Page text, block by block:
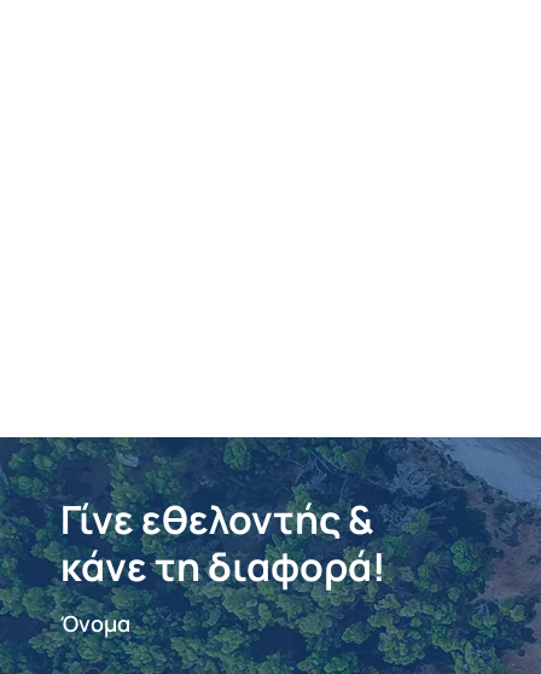
Γίνε εθελοντής &
κάνε τη διαφορά!
Όνομα